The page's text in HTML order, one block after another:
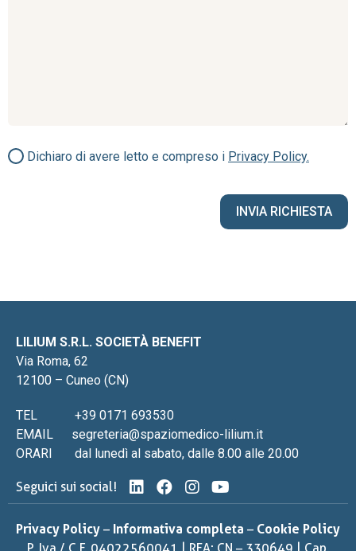
Dichiaro di avere letto e compreso i Privacy Policy.
LILIUM S.R.L. SOCIETÀ BENEFIT
Via Roma, 62
12100 – Cuneo (CN)
TEL
+39 0171 693530
EMAIL
segreteria@spaziomedico-lilium.it
ORARI
dal lunedì al sabato, dalle 8.00 alle 20.00
Seguici sui social!
Privacy Policy – Informativa completa – Cookie Policy